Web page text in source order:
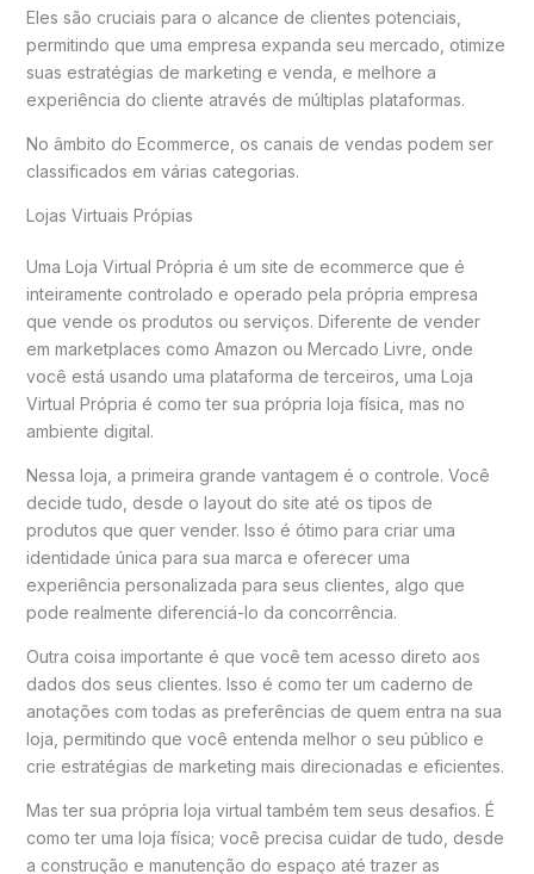
Eles são cruciais para o alcance de clientes potenciais,
permitindo que uma empresa expanda seu mercado, otimize
suas estratégias de marketing e venda, e melhore a
experiência do cliente através de múltiplas plataformas.
No âmbito do Ecommerce, os canais de vendas podem ser
classificados em várias categorias.
Lojas Virtuais Própias
Uma Loja Virtual Própria é um site de ecommerce que é
inteiramente controlado e operado pela própria empresa
que vende os produtos ou serviços. Diferente de vender
em marketplaces como Amazon ou Mercado Livre, onde
você está usando uma plataforma de terceiros, uma Loja
Virtual Própria é como ter sua própria loja física, mas no
ambiente digital.
Nessa loja, a primeira grande vantagem é o controle. Você
decide tudo, desde o layout do site até os tipos de
produtos que quer vender. Isso é ótimo para criar uma
identidade única para sua marca e oferecer uma
experiência personalizada para seus clientes, algo que
pode realmente diferenciá-lo da concorrência.
Outra coisa importante é que você tem acesso direto aos
dados dos seus clientes. Isso é como ter um caderno de
anotações com todas as preferências de quem entra na sua
loja, permitindo que você entenda melhor o seu público e
crie estratégias de marketing mais direcionadas e eficientes.
Mas ter sua própria loja virtual também tem seus desafios. É
como ter uma loja física; você precisa cuidar de tudo, desde
a construção e manutenção do espaço até trazer as